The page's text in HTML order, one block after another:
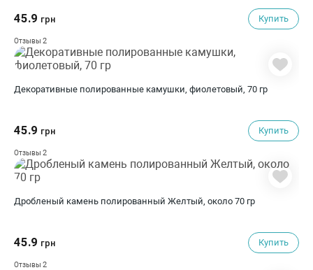
45.9 грн Купить
Отзывы 2
Декоративные полированные камушки, фиолетовый, 70 гр
45.9 грн Купить
Отзывы 2
Дробленый камень полированный Желтый, около 70 гр
45.9 грн Купить
Отзывы 2